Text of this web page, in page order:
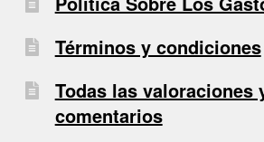
Términos y condiciones
Todas las valoraciones
comentarios